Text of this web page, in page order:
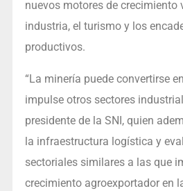
nuevos motores de crecimiento
industria, el turismo y los
productivos.
“La minería puede convertirse
impulse otros sectores
presidente de la SNI, quien
la infraestructura logística y
sectoriales similares a las que
crecimiento agroexportador en